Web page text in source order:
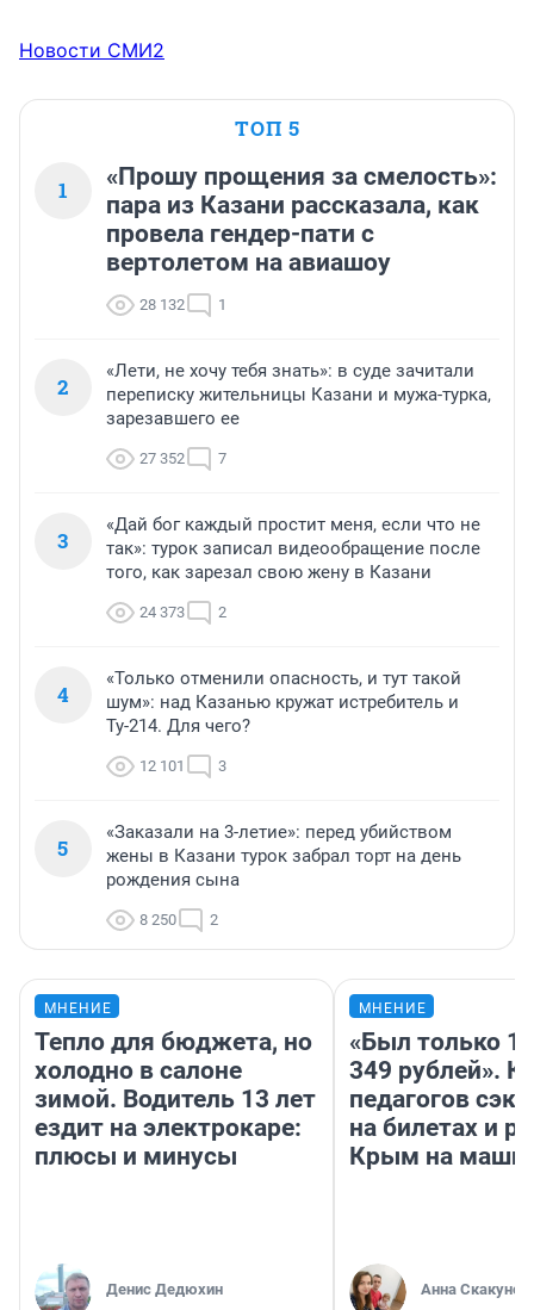
Новости СМИ2
ТОП 5
1
«Прошу прощения за смелость»:
пара из Казани рассказала, как
провела гендер-пати с
вертолетом на авиашоу
28 132 1
2
«Лети, не хочу тебя знать»: в суде зачитали
переписку жительницы Казани и мужа-турка,
зарезавшего ее
27 352 7
3
«Дай бог каждый простит меня, если что не
так»: турок записал видеообращение после
того, как зарезал свою жену в Казани
24 373 2
4
«Только отменили опасность, и тут такой
шум»: над Казанью кружат истребитель и
Ту-214. Для чего?
12 101 3
5
«Заказали на 3-летие»: перед убийством
жены в Казани турок забрал торт на день
рождения сына
8 250 2
МНЕНИЕ
Тепло для бюджета, но
холодно в салоне
зимой. Водитель 13 лет
ездит на электрокаре:
плюсы и минусы
Денис Дедюхин
МНЕНИЕ
«Был только
349 рублей».
педагогов
на билетах и
Крым на
Анна